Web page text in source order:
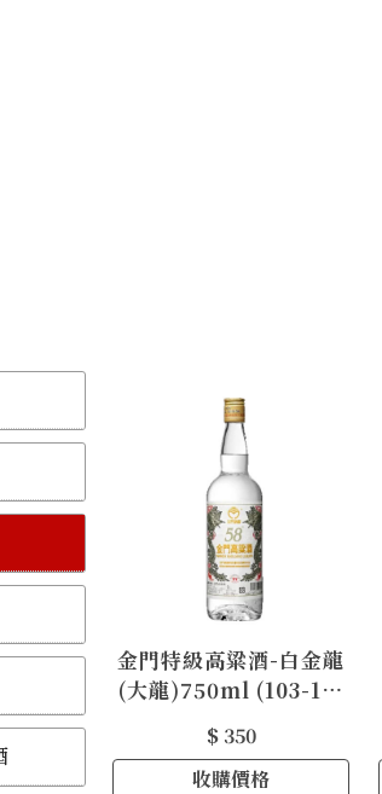
金門特級高粱酒-白金龍
(大龍)750ml (103-111
$ 350
收購價格